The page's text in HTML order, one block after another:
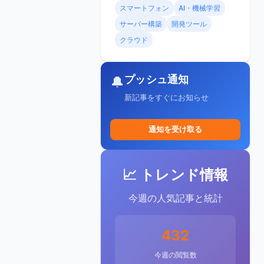
スマートフォン
AI・機械学習
サーバー構築
開発ツール
クラウド
🔔プッシュ通知
新記事をすぐにお知らせ
通知を受け取る
📈 トレンド情報
今週の人気記事と統計
432
今週の閲覧数